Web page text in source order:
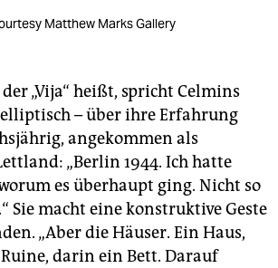
Matthew Marks Gallery
„Vija“ heißt, spricht Celmins
– über ihre Erfahrung
angekommen als
„Berlin 1944. Ich hatte
es überhaupt ging. Nicht so
Sie macht eine konstruktive Geste
„Aber die Häuser. Ein Haus,
darin ein Bett. Darauf